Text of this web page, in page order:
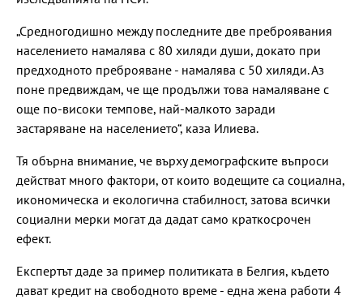
„Средногодишно между последните две преброявания
населението намалява с 80 хиляди души, докато при
предходното преброяване - намалява с 50 хиляди. Аз
поне предвиждам, че ще продължи това намаляване с
още по-високи темпове, най-малкото заради
застаряване на населението“, каза Илиева.
Тя обърна внимание, че върху демографските въпроси
действат много фактори, от които водещите са социална,
икономическа и екологична стабилност, затова всички
социални мерки могат да дадат само краткосрочен
ефект.
Експертът даде за пример политиката в Белгия, където
дават кредит на свободното време - една жена работи 4